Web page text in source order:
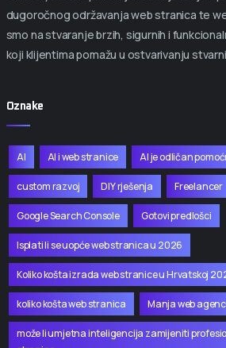
dugoročnog održavanja web stranica te
smo na stvaranje brzih, sigurnih i
koji klijentima pomažu u ostvarivanju
Oznake
AI AI i web stranice AI je odličan
custom razvoj DIY rješenja Freelancer
Google Search Console Gotovi predlošci
Isplati li se uopće web stranica u 2026
Koliko košta izrada web stranice u Hrvatskoj
koliko košta web stranica Manja web
može li umjetna inteligencija zamijeniti